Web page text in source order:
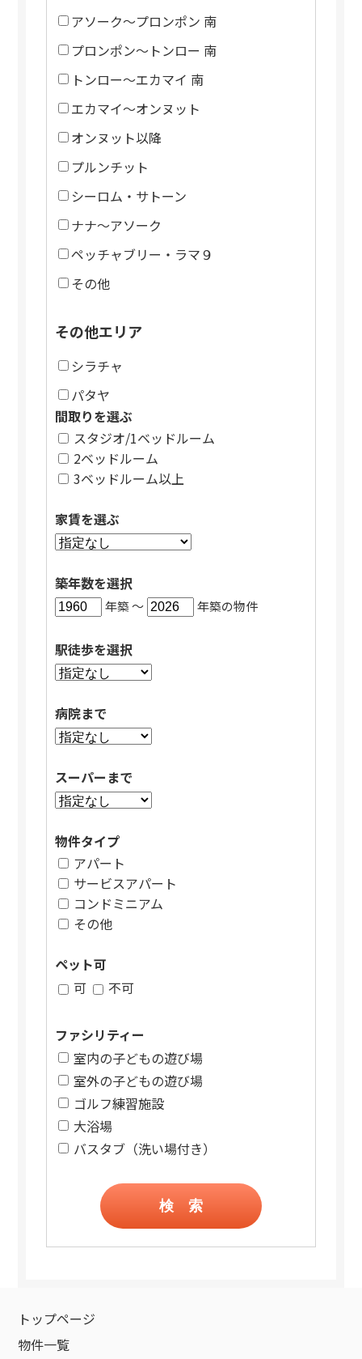
アソーク～プロンポン 南
プロンポン～トンロー 南
トンロー～エカマイ 南
エカマイ～オンヌット
オンヌット以降
プルンチット
シーロム・サトーン
ナナ～アソーク
ペッチャブリー・ラマ９
その他
その他エリア
シラチャ
パタヤ
間取りを選ぶ
スタジオ/1ベッドルーム
2ベッドルーム
3ベッドルーム以上
家賃を選ぶ
築年数を選択
年築 〜 年築の物件
駅徒歩を選択
病院まで
スーパーまで
物件タイプ
アパート
サービスアパート
コンドミニアム
その他
ペット可
可
不可
ファシリティー
室内の子どもの遊び場
室外の子どもの遊び場
ゴルフ練習施設
大浴場
バスタブ（洗い場付き）
検 索
トップページ
物件一覧